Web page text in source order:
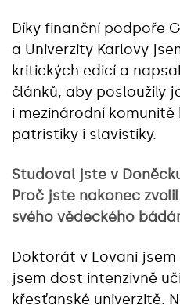
Díky finanční podpoře
a Univerzity Karlovy
kritických edicí a
článků, aby posloužily
i mezinárodní
patristiky i slavistiky.
Studoval jste v
Proč jste nakonec
svého vědeckého
Doktorát v Lovani
jsem dost intenzivně
křesťanské univerzitě.